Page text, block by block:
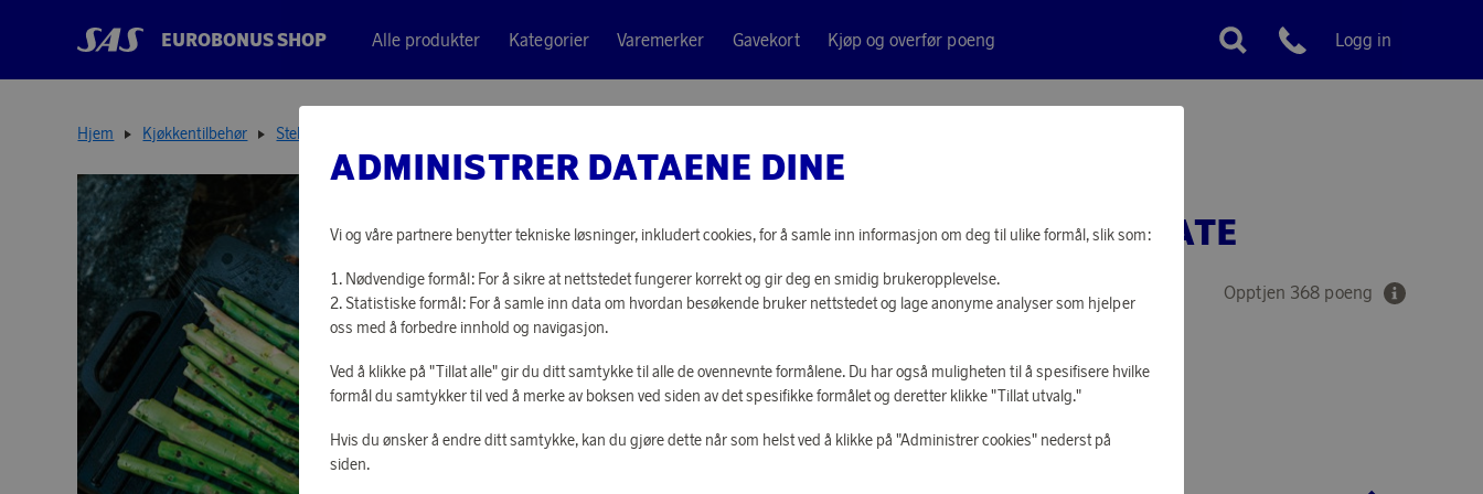
EUROBONUS SHOP Alle produkter Kategorier Varemerker Gavekort Kjøp og overfør poeng Kundeservice
Logg in
Hjem Kjøkkentilbehør Stekepanner
Satake
OUTDOOR GRILLPLATE
11 870 poeng
368 kr
Opptjen 368 poeng
LOGG INN FOR Å HANDLE
ADMINISTRER DATAENE DINE
Vi og våre partnere benytter tekniske løsninger, inkludert cookies, for å samle inn informasjon om deg til ulike formål, slik som:
Nødvendige formål: For å sikre at nettstedet fungerer korrekt og gir deg en smidig brukeropplevelse.
Statistiske formål: For å samle inn data om hvordan besøkende bruker nettstedet og lage anonyme analyser som hjelper
oss med å forbedre innhold og navigasjon.
Ved å klikke på "Tillat alle" gir du ditt samtykke til alle de ovennevnte formålene. Du har også muligheten til å spesifisere hvilke
formål du samtykker til ved å merke av boksen ved siden av det spesifikke formålet og deretter klikke "Tillat utvalg."
Hvis du ønsker å endre ditt samtykke, kan du gjøre dette når som helst ved å klikke på "Administrer cookies" nederst på
siden.